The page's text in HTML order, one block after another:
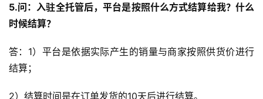
5.问：入驻全托管后，平台是按照什么方式结算给我？什么
时候结算？
答：1）平台是依据实际产生的销量与商家按照供货价进行
结算；
2）结算时间是在订单发货的10天后进行结算。